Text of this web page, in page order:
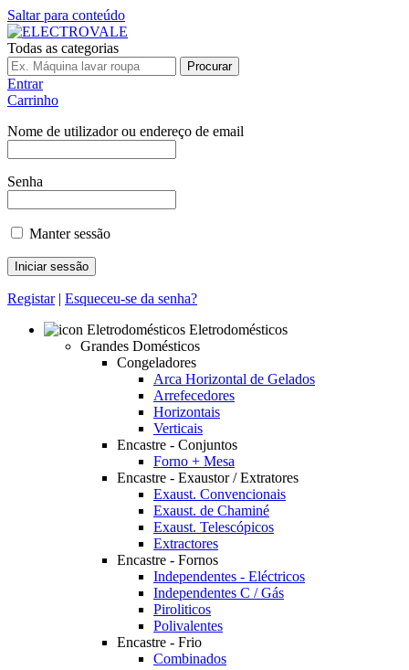
Saltar para conteúdo
Todas as categorias
Procurar
Entrar
Carrinho
Nome de utilizador ou endereço de email
Senha
Manter sessão
Registar| Esqueceu-se da senha?
Eletrodomésticos
Grandes Domésticos
Congeladores
Arca Horizontal de Gelados
Arrefecedores
Horizontais
Verticais
Encastre - Conjuntos
Forno + Mesa
Encastre - Exaustor / Extratores
Exaust. Convencionais
Exaust. de Chaminé
Exaust. Telescópicos
Extractores
Encastre - Fornos
Independentes - Eléctricos
Independentes C / Gás
Piroliticos
Polivalentes
Encastre - Frio
Combinados